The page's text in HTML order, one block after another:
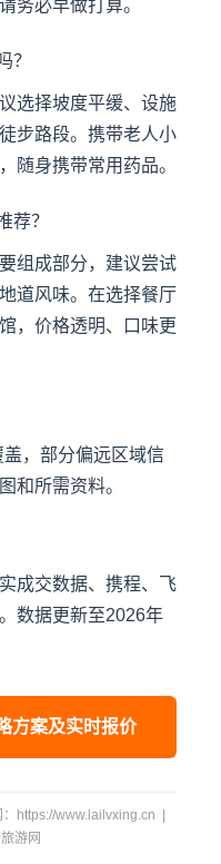
务必早做打算。
？
选择坡度平缓、设施
步路段。携带老人小
随身携带常用药品。
荐？
组成部分，建议尝试
道风味。在选择餐厅
，价格透明、口味更
，部分偏远区域信
和所需资料。
成交数据、携程、飞
数据更新至2026年
方案及实时报价
https://www.lailvxing.cn |
游网